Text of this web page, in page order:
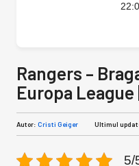
Rangers –
Europa League
Autor: Cristi Geiger Ultimul
5/